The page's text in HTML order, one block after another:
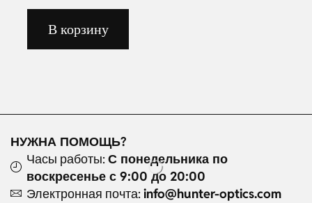
В корзину
НУЖНА ПОМОЩЬ?
Часы работы: С понедельника по
воскресенье с 9:00 до 20:00
Электронная почта: info@hunter-optics.com